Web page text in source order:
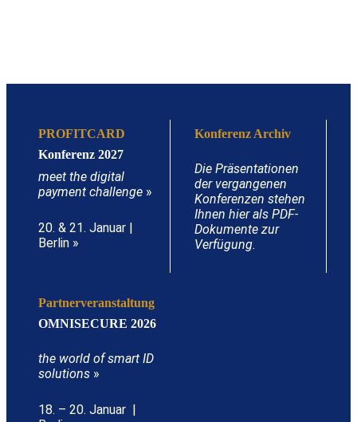
PROFITCARD
Konferenz 2027
meet the digital
payment challenge »
20. & 21. Januar |
Berlin »
Konferenz Archiv
Die Präsentationen
der vergangenen
Konferenzen stehen
Ihnen hier als PDF-
Dokumente zur
Verfügung.
Partnerveranstaltung
OMNISECURE 2026
the world of smart ID
solutions »
18. – 20. Januar |